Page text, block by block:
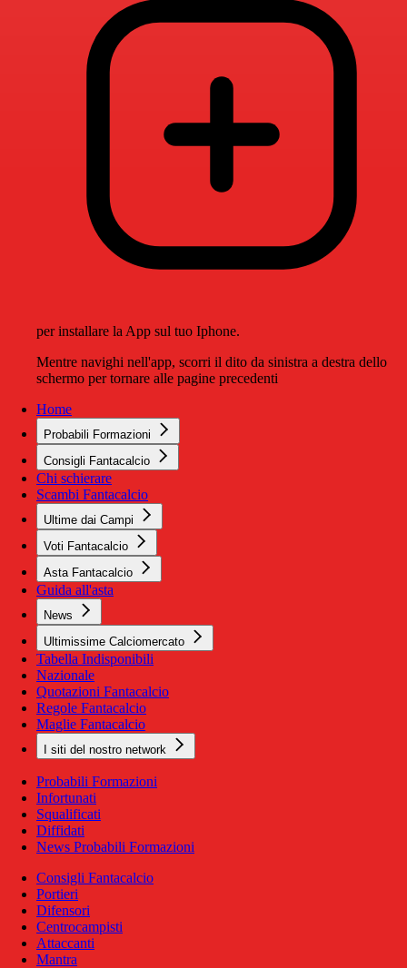
per installare la App sul tuo Iphone.
Mentre navighi nell'app, scorri il dito da sinistra a destra dello
schermo per tornare alle pagine precedenti
Home
Probabili Formazioni
Consigli Fantacalcio
Chi schierare
Scambi Fantacalcio
Ultime dai Campi
Voti Fantacalcio
Asta Fantacalcio
Guida all'asta
News
Ultimissime Calciomercato
Tabella Indisponibili
Nazionale
Quotazioni Fantacalcio
Regole Fantacalcio
Maglie Fantacalcio
I siti del nostro network
Probabili Formazioni
Infortunati
Squalificati
Diffidati
News Probabili Formazioni
Consigli Fantacalcio
Portieri
Difensori
Centrocampisti
Attaccanti
Mantra